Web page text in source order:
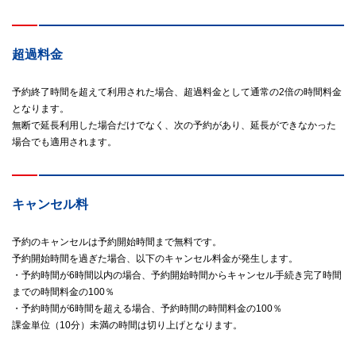
超過料金
予約終了時間を超えて利用された場合、超過料金として通常の2倍の時間料金
となります。
無断で延長利用した場合だけでなく、次の予約があり、延長ができなかった
場合でも適用されます。
キャンセル料
予約のキャンセルは予約開始時間まで無料です。
予約開始時間を過ぎた場合、以下のキャンセル料金が発生します。
・予約時間が6時間以内の場合、予約開始時間からキャンセル手続き完了時間
までの時間料金の100％
・予約時間が6時間を超える場合、予約時間の時間料金の100％
課金単位（10分）未満の時間は切り上げとなります。